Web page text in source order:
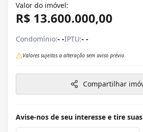
Valor do imóvel:
R$ 13.600.000,00
Condomínio:- -IPTU:- -
Valores sujeitos a alteração sem aviso prévio.
Compartilhar
Avise-nos de seu interesse e tire